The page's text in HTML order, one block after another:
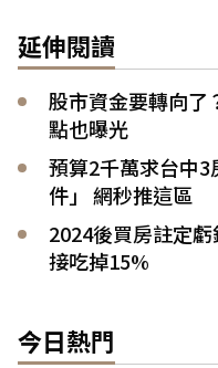
延伸閱讀
股市資金要轉向了
點也曝光
預算2千萬求台中
件」 網秒推這區
2024後買房註定
接吃掉15%
今日熱門